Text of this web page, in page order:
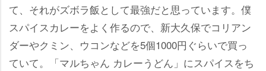
て、それがズボラ飯として最強だと思っています。僕
スパイスカレーをよく作るので、新大久保でコリアン
ダーやクミン、ウコンなどを5個1000円ぐらいで買っ
ていて。「マルちゃん カレーうどん」にスパイスをち